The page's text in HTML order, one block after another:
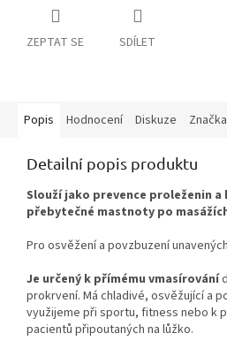
ZEPTAT SE SDÍLET
Popis Hodnocení Diskuze Značka
Detailní popis produktu
Slouží jako prevence proleženin
přebytečné mastnoty po
Pro osvěžení a povzbuzení
Je určený k přímému vmasírování
prokrvení. Má chladivé, osvěžující a
využijeme při sportu, fitness nebo k
pacientů připoutaných na lůžko.